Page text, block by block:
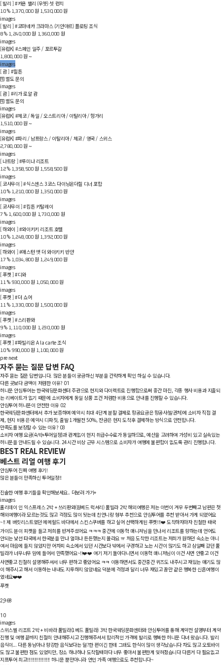
[ 발리 ] #카욘 밸리 (우붓)셋 런치
10 % 1,370,000 원 1,530,000 원
images
[ 발리 ] #코마네카 크라마스 (기얀야르) 플로팅 조식
8 % 1,240,000 원 1,360,000 원
images
[유럽K] #스페인 일주 / 포르투갈
1,800,000 원 ~
images
[ 괌 ] #힐튼
별도 문의
images
[ 괌 ] #리가 로얄 괌
별도 문의
images
[유럽K] #체코 / 독일 / 오스트리아 / 이탈리아 / 헝가리
1,510,000 원 ~
images
[유럽K] #파리 / 남프랑스 / 이탈리아 / 체코 / 영국 / 스위스
2,780,000 원 ~
images
[ 나트랑 ] #루미나 리조트
12 % 1,358,500 원 1,558,500 원
images
[ 코사무이 ] #식스센스3코스 다이닝온더힐 디너 포함
10 % 1,210,000 원 1,350,000 원
images
[ 코사무이 ] #킴튼 키탈레이
7 % 1,600,000 원 1,730,000 원
images
[ 하와이 ] #와이키키 리조트 호텔
10 % 1,248,000 원 1,392,000 원
images
[ 하와이 ] #애스턴 앳 더 와이키키 반얀
17 % 1,034,800 원 1,249,000 원
images
[ 푸켓 ] #디와
11 % 930,000 원 1,050,000 원
images
[ 푸켓 ] #더 쇼어
11 % 1,330,000 원 1,500,000 원
images
[ 푸켓 ] #스리판와
9 % 1,110,000 원 1,230,000 원
images
[ 푸켓 ] #파빌리온A la carte 조식
10 % 990,000 원 1,100,000 원
pre next
자주 묻는 질문 답변 FAQ
자주 묻는 질문 답변입니다. 많은 분들이 궁금하신 부분을 간략하게 확인 하실 수 있습니다.
다른 곳보다 금액이 저렴한 이유? 01
허니문 안심투어는 한국웨딩문화센터 주관으로 현지와 다이렉트로 진행함으로써 중간 마진, 각종 행사 비용과 지출되
는 리베이트가 없기 때문에 소비자에게 동일 상품 조건 저렴한 비용으로 안내를 진행할 수 있습니다.
안심투어 허니문이 안전한 이유 02
한국웨딩문화센터에서 추가 보증하며 예약시 최대 4단계 분할 결제로 항공요금은 항공사(발권처)에 소비자 직접 결
제, 현지 비용은 예약시 디파짓, 출발 1개월전 50%, 잔금은 현지 도착후 결제하는 방식으로 안전합니다.
만족도를 보장할 수 있는 이유? 03
소비자 여행 요금(숙박+투어일정)과 관계없이 현지 취급수수료가 동일하므로, 예산을 고려하여 가성비 있고 실속있는
허니문을 안내드릴 수 있습니다. 24시간 비상 근무 시스템으로 소비자가 여행에 불편함이 없도록 관리 진행합니다.
BEST REAL REVIEW
베스트 리얼 여행 후기
안심투어 진짜 여행 후기!
많은 분들이 만족하신 투어일정!!
진솔한 여행 후기들을 확인해보세요.. 더보러 가기+
images
홀리데이 인 익스프레스 2박 + 쓰리판와(원베드 럭셔리) 풀빌라 2박해외여행은 저는 이번이 겨우 두번째고 남편은 첫
해외여행이라 모르는것도 많고 걱정도 많이 됫는데 친언니랑 형부 추천으로 안심투어를 추천 받아서 가게 되었어요
~!! 제 버킷리스트였던 에메랄드 바다에서 스킨스쿠버를 하고 싶어 선택하게된 푸켓!!!❤️ 도착하자마자 친철한 태국
가이드 분이 피켓을 들고 저희를 반겨주셨어요 ㅋㅋㅋ 중간에 이동혁 매니져님을 만나서 리조트를 향하는데 언어도
안되는 낯선 타국에서 한국분을 만나 얼마나 든든했는지 몰라요 ㅠ 처음 도착한 리조트는 저희가 원하던 숙소는 아니
여서 마음에 들지 않았지만 어차피 숙소에서 있던 시간보다 밖에서 구경하고 노는 시간이 많기도 하고 삼일째 갔던 풀
빌라가 너무너무 맘에 들어서 만족했어요~!!❤️❤️ 여기 저기 돌아다니면서 이동혁 매니저님이 이건 사면 안좋고 이건
사면좋고 친절히 설명해주셔서 너무 편하고 좋았어요 ㅋㅋ 이동하면서도 중간중간 퀴즈도 내주시고 재밌는 얘기도 많
이 해주시고 해서 이동하는 내내도 지루하지 않았네요 덕분에 걱정과 달리 너무 재밌고 꿈만 같은 행복한 신혼여행이
였네요❤️❤️
푸켓
2,968
10
images
스위스벨 리조트 2박 + 비바라 풀빌라(1베드 풀빌라) 3박한국웨딩문화센터와 안심투어를 통해 계약전 설명부터 계약
진행 및 여행 끝까지 친절히 안내해주시고 진행해주셔서 합리적인 가격에 발리로 행복한 허니문 다녀 왔습니다. 발리
음식이... 다른 동남아나 향강한 음식보다는 덜?한 편이긴 한데 그래도 한식이 많이 생각났습니다 차도 많고 오토바이
도 많고 불편한 점도 있었지만, 장소 하나하나 도착할때마다 너무 좋아서 불편한게 잊혀졌습니다 다른거 다 필요없고
지프투어 최고!!!!!!!!!!!!!!!!!! 허니문 뿐만아니라 연인 가족 여행으로도 추천합니다~